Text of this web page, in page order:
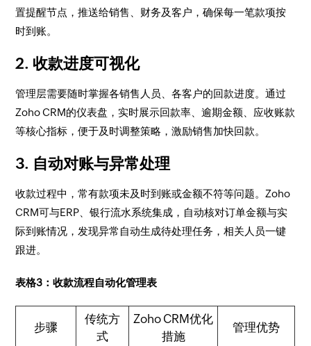
置提醒节点，推送给销售、财务及客户，确保每一笔款项按
时到账。
2. 收款进度可视化
管理层需要随时掌握各销售人员、各客户的回款进度。通过
Zoho CRM的仪表盘，实时展示回款率、逾期金额、应收账款
等核心指标，便于及时调整策略，激励销售加快回款。
3. 自动对账与异常处理
收款过程中，常有款项未及时到账或金额不符等问题。Zoho
CRM可与ERP、银行流水系统集成，自动核对订单金额与实
际到账情况，发现异常自动生成待处理任务，相关人员一键
跟进。
表格3：收款流程自动化管理表
步骤
传统方
式
Zoho CRM优化
措施
管理优势